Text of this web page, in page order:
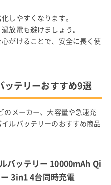
しやすくなります。
放電も避けましょう。
がけることで、安全に長く使
ッテリーおすすめ9選
メーカー、大容量や急速充
ルバッテリーのおすすめ商品
バッテリー 10000mAh Qi
3in1 4台同時充電